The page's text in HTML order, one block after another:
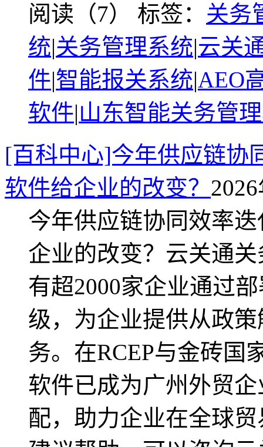
阅读（7） 标签： 关务
统|关务管理系统|云关
件|智能报关系统|AEO
软件|山东智能关务管
[百科中心]今年供应链协
软件给企业的改变？
今年供应链协同效率
企业的改变？云关通
有超2000家企业通过
级，为企业提供从政
务。在RCEP与金砖国
软件已成为广州外贸
配，助力企业在全球